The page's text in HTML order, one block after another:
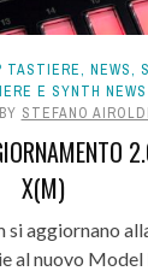
TASTIERE, NEWS,
E SYNTH NEWS
BY STEFANO AIROLDI
X(M)
aggiornano
al nuovo Model